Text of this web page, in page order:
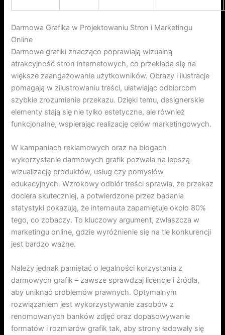
Darmowa Grafika w Projektowaniu Stron i Marketingu
Online
Darmowe grafiki znacząco poprawiają wizualną
atrakcyjność stron internetowych, co przekłada się na
większe zaangażowanie użytkowników. Obrazy i ilustracje
pomagają w zilustrowaniu treści, ułatwiając odbiorcom
szybkie zrozumienie przekazu. Dzięki temu, designerskie
elementy stają się nie tylko estetyczne, ale również
funkcjonalne, wspierając realizację celów marketingowych.
W kampaniach reklamowych oraz na blogach
wykorzystanie darmowych grafik pozwala na lepszą
wizualizację produktów, usług czy pomysłów
edukacyjnych. Wzrokowy odbiór treści sprawia, że przekaz
dociera skuteczniej, a potwierdzone przez badania
statystyki pokazują, że internauta zapamiętuje około 80%
tego, co zobaczy. To kluczowy argument, zwłaszcza w
marketingu online, gdzie wyróżnienie się na tle konkurencji
jest bardzo ważne.
Należy jednak pamiętać o legalności korzystania z
darmowych grafik – zawsze sprawdzaj licencje i źródła,
aby uniknąć problemów prawnych. Optymalnym
rozwiązaniem jest wykorzystywanie zasobów z
renomowanych banków zdjęć oraz dopasowywanie
formatów i rozmiarów grafik tak, aby strony ładowały się